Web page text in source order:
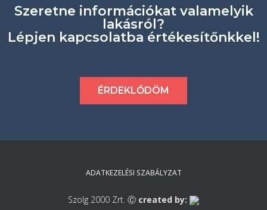
Szeretne információkat valamelyik
lakásról?
Lépjen kapcsolatba értékesítőnkkel!
ÉRDEKLŐDÖM
ADATKEZELÉSI SZABÁLYZAT
Szolg 2000 Zrt. Ⓒ created by: